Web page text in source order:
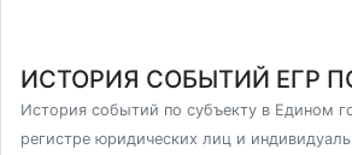
ИСТОРИЯ СОБЫТИЙ ЕГР
История событий по субъекту в Едином
регистре юридических лиц и